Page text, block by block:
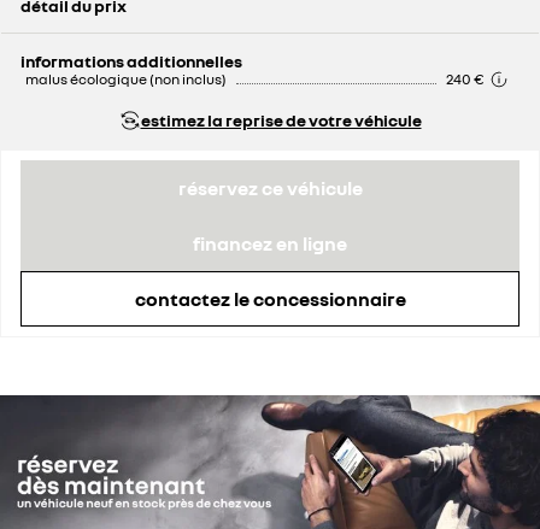
détail du prix
informations additionnelles
malus écologique (non inclus) 240 €
estimez la reprise de votre véhicule
réservez ce véhicule
financez en ligne
contactez le concessionnaire